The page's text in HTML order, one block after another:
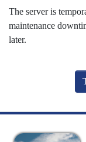
The server is
maintenance
later.